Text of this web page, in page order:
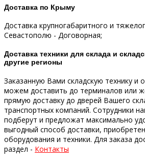
Доставка по Крыму
Доставка крупногабаритного и
Севастополю - Договорная;
Доставка техники для склада и
другие регионы
Заказанную Вами складскую технику и
можем доставить до терминалов или
прямую доставку до дверей Вашего
транспортных компаний. Сотрудники
подберут и предложат максимально
выгодный способ доставки,
оборудования и техники. Для заказа
раздел - Контакты